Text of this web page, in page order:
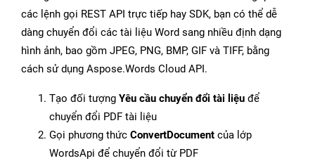
các lệnh gọi REST API trực tiếp hay SDK, bạn có thể dễ
dàng chuyển đổi các tài liệu Word sang nhiều định dạng
hình ảnh, bao gồm JPEG, PNG, BMP, GIF và TIFF, bằng
cách sử dụng Aspose.Words Cloud API.
Tạo đối tượng Yêu cầu chuyển đổi tài liệu để
chuyển đổi PDF tài liệu
Gọi phương thức ConvertDocument của lớp
WordsApi để chuyển đổi từ PDF